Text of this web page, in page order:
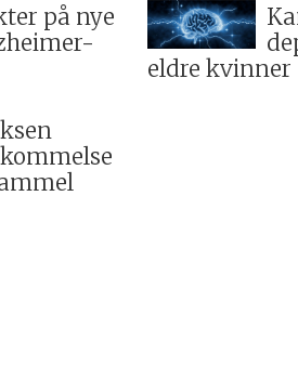
på nye
eldre kvinner